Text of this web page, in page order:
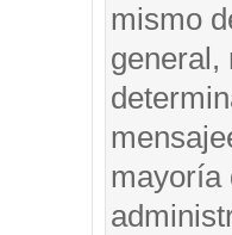
mismo
general,
mayoría